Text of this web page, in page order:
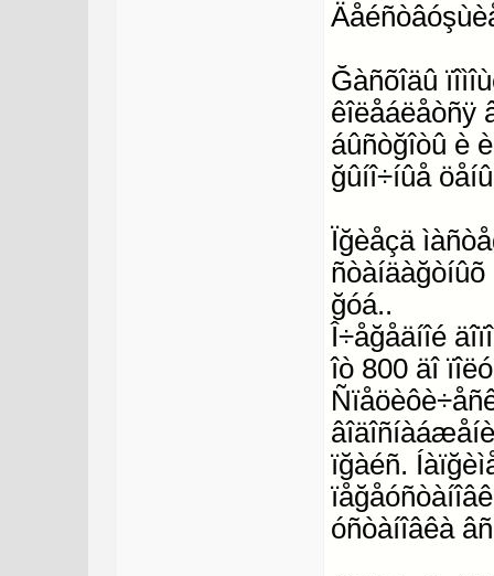
Ğàñõîäû
êîëåáëåòñÿ
áûñòğîòû è
ğûíî÷íûå
Ïğèåçä
ğóá..
Î÷åğåäíîé
îò 800 äî
ïğàéñ.
óñòàíîâêà